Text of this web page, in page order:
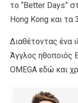
το “Better Days”
Hong Kong και τα
Διαθέτοντας ένα
Άγγλος ηθοποιός
OMEGA εδώ και